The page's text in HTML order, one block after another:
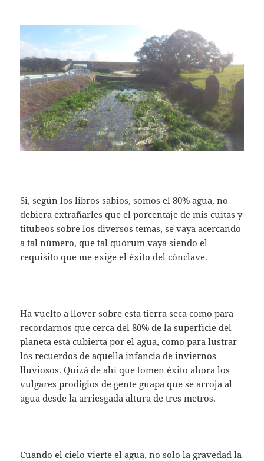
Si, según los libros sabios, somos el 80% agua, no
debiera extrañarles que el porcentaje de mis cuitas y
titubeos sobre los diversos temas, se vaya acercando
a tal número, que tal quórum vaya siendo el
requisito que me exige el éxito del cónclave.
Ha vuelto a llover sobre esta tierra seca como para
recordarnos que cerca del 80% de la superficie del
planeta está cubierta por el agua, como para lustrar
los recuerdos de aquella infancia de inviernos
lluviosos. Quizá de ahí que tomen éxito ahora los
vulgares prodigios de gente guapa que se arroja al
agua desde la arriesgada altura de tres metros.
Cuando el cielo vierte el agua, no solo la gravedad la